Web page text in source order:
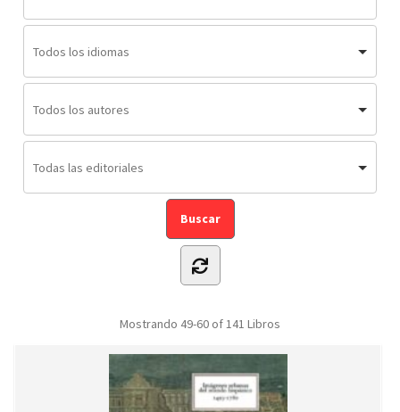
Mostrando 49-60 of 141 Libros